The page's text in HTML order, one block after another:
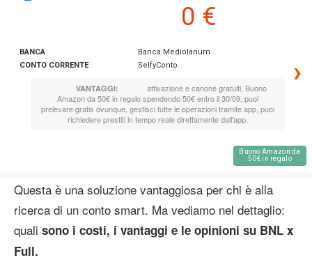
BANCA
Banca Mediolanum
CONTO CORRENTE
SelfyConto
VANTAGGI:
attivazione e canone gratuiti, Buono
Amazon da 50€ in regalo spendendo 50€ entro il 30/09, puoi
prelevare gratis ovunque, gestisci tutte le operazioni tramite app, puoi
richiedere prestiti in tempo reale direttamente dall'app.
0 €
›
Buono Amazon da
50€ in regalo
Questa è una soluzione vantaggiosa per chi è alla
ricerca di un conto smart. Ma vediamo nel dettaglio:
quali sono i costi, i vantaggi e le opinioni su BNL x
Full.